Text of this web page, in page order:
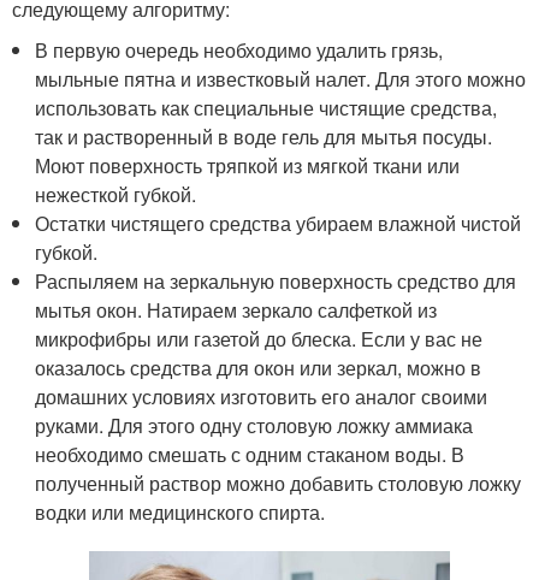
следующему алгоритму:
В первую очередь необходимо удалить грязь,
мыльные пятна и известковый налет. Для этого можно
использовать как специальные чистящие средства,
так и растворенный в воде гель для мытья посуды.
Моют поверхность тряпкой из мягкой ткани или
нежесткой губкой.
Остатки чистящего средства убираем влажной чистой
губкой.
Распыляем на зеркальную поверхность средство для
мытья окон. Натираем зеркало салфеткой из
микрофибры или газетой до блеска. Если у вас не
оказалось средства для окон или зеркал, можно в
домашних условиях изготовить его аналог своими
руками. Для этого одну столовую ложку аммиака
необходимо смешать с одним стаканом воды. В
полученный раствор можно добавить столовую ложку
водки или медицинского спирта.